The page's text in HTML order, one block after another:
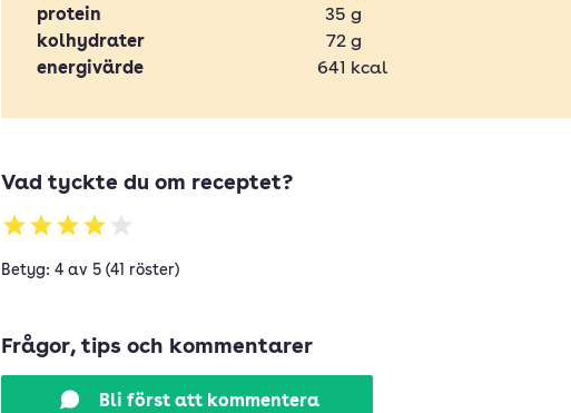
protein
35 g
kolhydrater
72 g
energivärde
641 kcal
Vad tyckte du om receptet?
Betyg: 4 av 5 (41 röster)
Frågor, tips och kommentarer
Bli först att kommentera